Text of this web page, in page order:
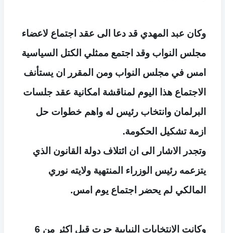
وكان عبد المهدي قد دعا الى عقد اجتماع لاعضاء
مجلس النواب وقد اجتمع ممثلي الكتل السياسية
امس في مجلس النواب ومن المقرر ان يستأنف
الاجتماع هذا اليوم لمناقشة امكانية عقد جلسات
البرلمان وانتخاب رئيس له واهم خطوات حل
ازمة تشكيل الحكومة.
وتجدر الاشار الى ان ائتلاف دولة القانون الذي
يتزعمه رئيس الوزراء المنتهية ولايته نوري
المالكي لم يحضر اجتماع يوم امس.
وكانت الانتخابات النيابية جرت قبل اكثر من 6